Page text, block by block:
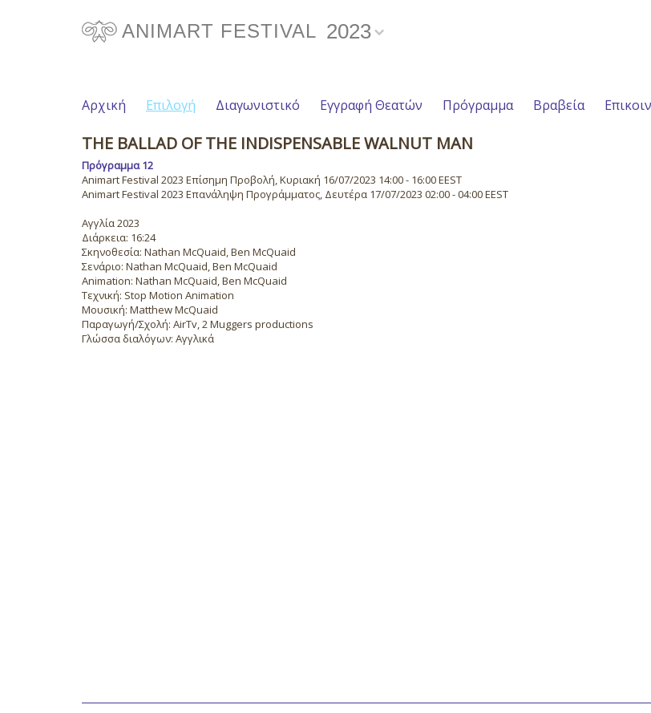
ANIMART FESTIVAL 2023
Αρχική Επιλογή Διαγωνιστικό Εγγραφή Θεατών Πρόγραμμα Βραβεία
THE BALLAD OF THE INDISPENSABLE WALNUT MAN
Πρόγραμμα 12
Animart Festival 2023 Επίσημη Προβολή, Κυριακή 16/07/2023 14:00 - 16:00 EEST
Animart Festival 2023 Επανάληψη Προγράμματος, Δευτέρα 17/07/2023 02:00 - 04:00 EEST
Αγγλία 2023
Διάρκεια: 16:24
Σκηνοθεσία: Nathan McQuaid, Ben McQuaid
Σενάριο: Nathan McQuaid, Ben McQuaid
Animation: Nathan McQuaid, Ben McQuaid
Τεχνική: Stop Motion Animation
Μουσική: Matthew McQuaid
Παραγωγή/Σχολή: AirTv, 2 Muggers productions
Γλώσσα διαλόγων: Αγγλικά